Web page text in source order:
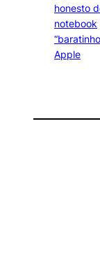
honesto
notebook
Apple